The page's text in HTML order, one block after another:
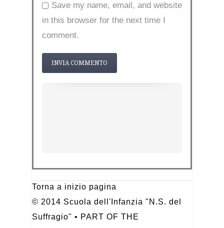
Save my name, email, and website
in this browser for the next time I
comment.
Torna a inizio pagina
© 2014 Scuola dell'Infanzia "N.S. del
Suffragio" • PART OF THE